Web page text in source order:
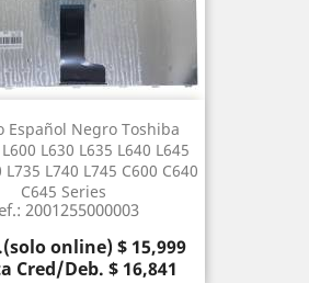
Español Negro Toshiba
L630 L635 L640 L645
L735 L740 L745 C600 C640
C645 Series
2001255000003
online) $ 15,999
Cred/Deb. $ 16,841